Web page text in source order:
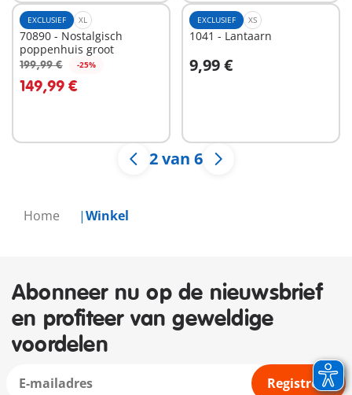
Home Winkel
EXCLUSIEF XL
70890 - Nostalgisch
poppenhuis groot
199,99 € -25%
149,99 €
In winkelwagen
EXCLUSIEF XS
1041 - Lantaarn
9,99 €
In winkelwagen
2 van 6
Abonneer nu op de nieuwsbrief
en profiteer van geweldige
voordelen
Registreer